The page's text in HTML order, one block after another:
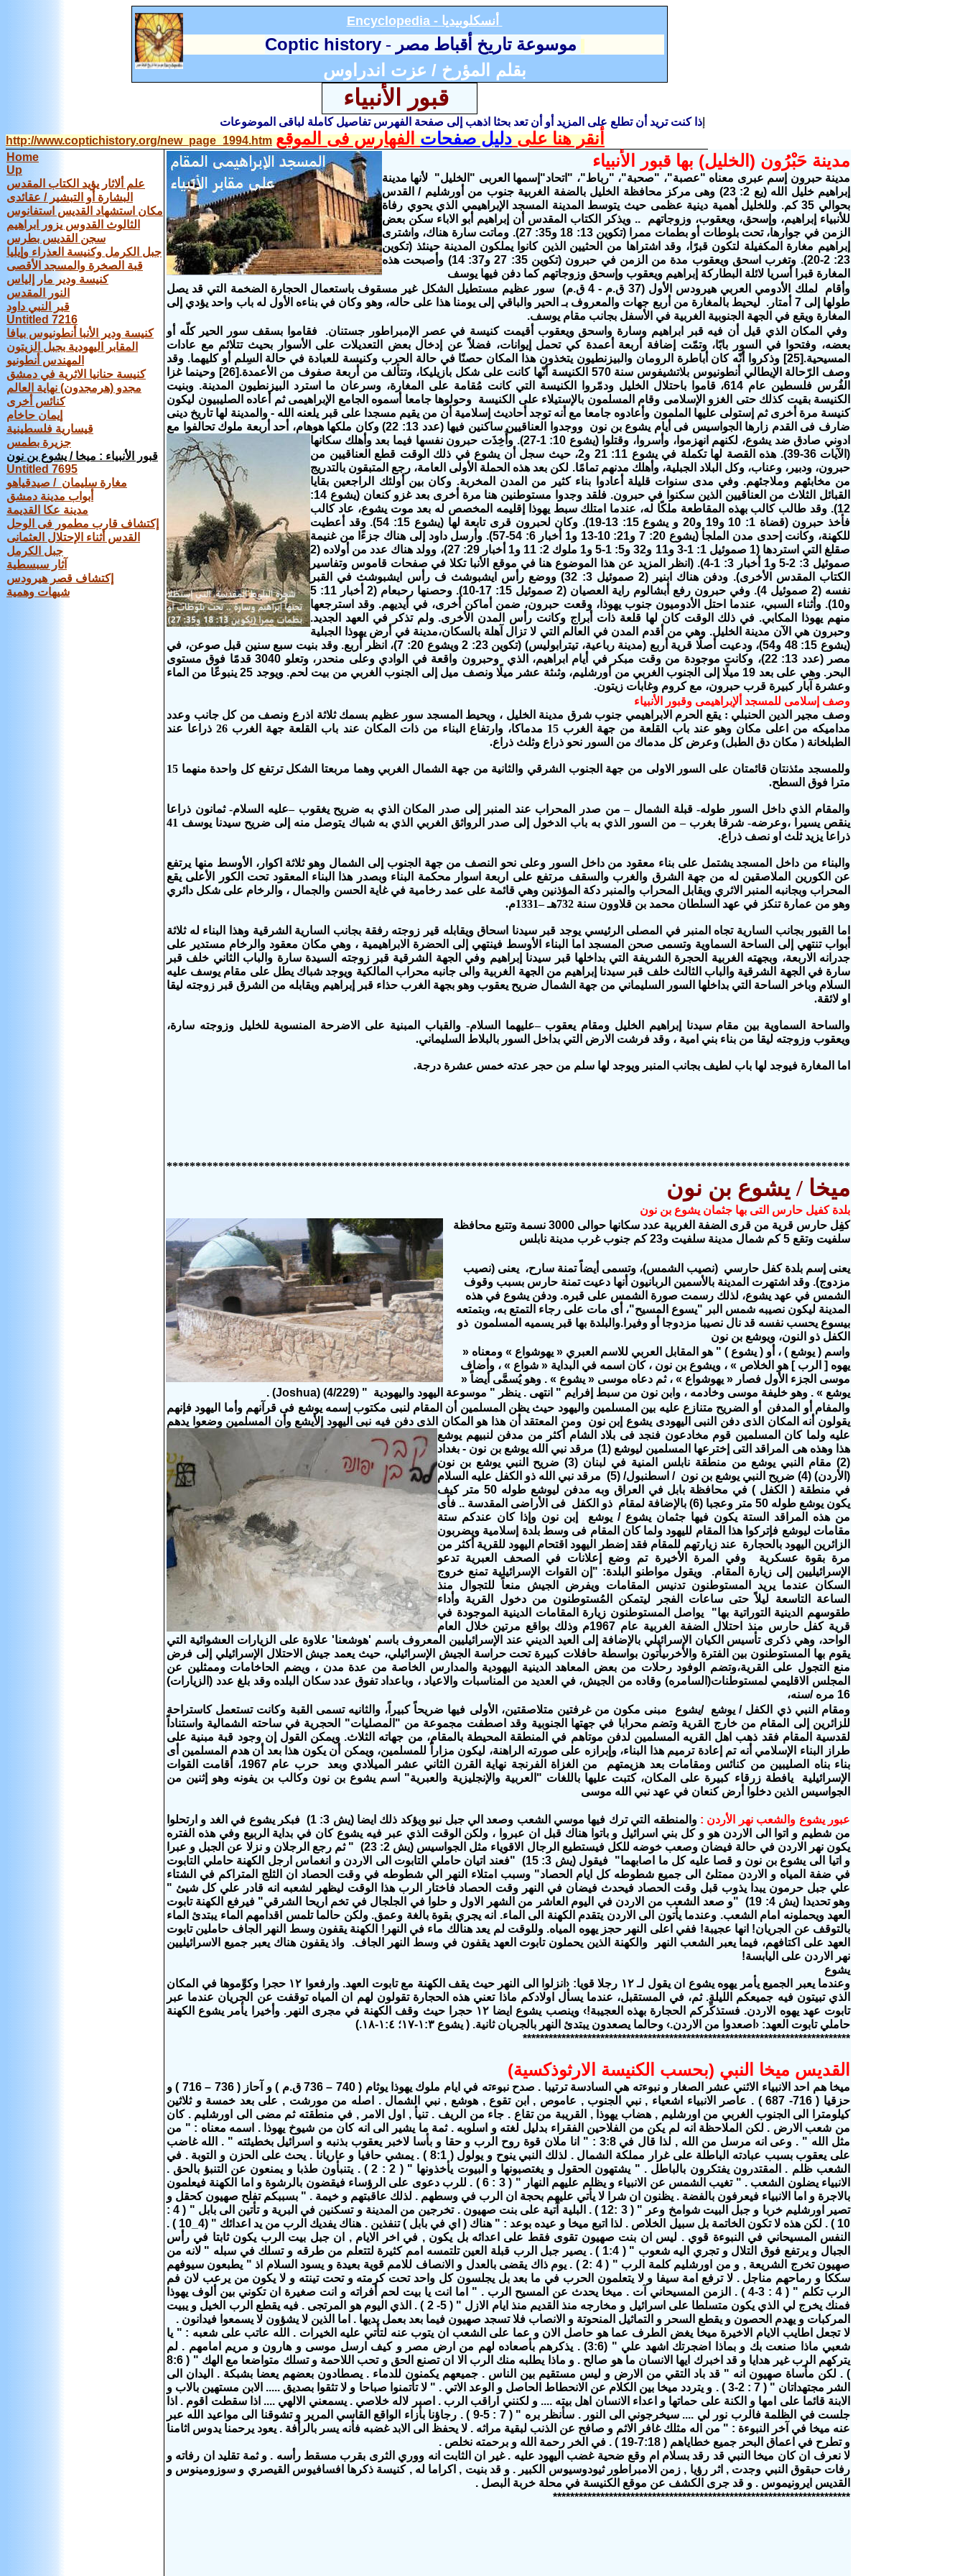
Encyclopedia - أنسكلوبيديا
موسوعة تاريخ أقباط مصر-
Coptic history
بقلم المؤرخ / عزت اندراوس
ذا كنت تريد أن تطلع على المزيد أو أن تعد بحثا اذهب إلى صفحة الفهرس تفاصيل كاملة لباقى الموضوعات
أنقر هنا علىدليل صفحاتالفهارس فى الموقع http://www.coptichistory.org/new_page_1994.htm
Home
Up
علم ألاثار يؤيد الكتاب المقدس
البشارة أو التبشير / عقائدى
مكان استشهاد القديس استفانوس
الثالوث القدوس يزور ابراهيم
سجن القديس بطرس
جبل الكرمل وكنيسة العذراء وإيليا
قبة الصخرة والمسجد الأقصى
كنيسة ودير مار إلياس
النور المقدس
قبر النبي داود
Untitled 7216
كنيسة ودير الأنبا أنطونيوس بيافا
المقابر اليهودية بجبل الزيتون
المهندس أنطونيو
كنيسة حنانيا الاثرية في دمشق
مجدو (هرمجدون) نهاية العالم
كنائس أخرى
إيمان حاخام
قيسارية فلسطينية
جزيرة بطمس
قبور الأنبياء : ميخا / يشوع بن نون
Untitled 7695
مغارة سليمان / صيدقياهو
أبواب مدينة دمشق
مدينة عكا القديمة
إكتشاف قارب مطمور فى الوحل
القدس أثناء الإحتلال العثمانى
جبل الكرمل
آثار سبسطية
إكتشاف قصر هيرودس
شيهات وهمية
مدينة حَبْرُون (الخليل) بها قبور الأنبياء
مدينة حبرون إسم عبرى معناه "عصبة"، "صحبة"، "رباط"، "اتحاد"إسمها العربى "الخليل" لأنها مدينة
إبراهيم خليل الله (يع 2: 23) وهى مركز محافظة الخليل بالضفة الغربية جنوب من أورشليم / القدس
بحوالي 35 كم. وللخليل أهمية دينية عظمى حيث يتوسط المدينة المسجد الإبراهيمي الذي يحوي رفاة
للأنبياء إبراهيم، وإسحق، ويعقوب، وزوجاتهم .. ويذكر الكتاب المقدس أن إبراهيم أبو الاباء سكن بعض
الزمن في جوارها، تحت بلوطات أو بطمات ممرا (تكوين 13: 18 و35: 27). وماتت سارة هناك، واشترى
إبراهيم مغارة المكفيلة لتكون قبرًا، وقد اشتراها من الحثيين الذين كانوا يملكون المدينة حينئذ (تكوين
23: 2-20). وتغرب اسحق ويعقوب مدة من الزمن في حبرون (تكوين 35: 27 و37: 14) وأصبحت هذه
المغارة قبرا أسريا لائلة البطاركة إبراهيم ويعقوب وإسحق وزوجاتهم كما دفن فيها يوسف
وأقام لملك الأدومي العربي هيرودس الأول (37 ق.م - 4 ق.م) سور عظيم مستطيل الشكل غير مسقوف باستعمال الحجارة الضخمة التي قد يصل
طولها إلى 7 أمتار. ليحيط بالمغارة من أربع جهات والمعروف بـ الحير والباقي إلى يومنا هذا على حاله، وهو وكان في بناءه الأول له باب واحد يؤدي إلى
المغارة ويقع في الجهة الجنوبية الغربية في الأسفل بجانب مقام يوسف.
وفي المكان الذي قيل أن فيه قبر ابراهيم وسارة واسحق ويعقوب أقيمت كنيسة في عصر الإمبراطور جستنان. فقاموا بسقف سور الحير كلّه أو
بعضه، وفتحوا في السور بابًا، وتمّت إضافة أربعة أعمدة كي تحمل إيوانات، فضلاً عن إدخال بعض التعديلات على الأسوار بحيث تتلائم مع عادات
المسيحية.[25] وذكروا أنّه كان أباطرة الرومان والبيزنطيون يتخذون هذا المكان حصنًا في حالة الحرب وكنيسة للعبادة في حالة السِلم أو كليهما. وقد
وصف الرّحالة الإيطالي أنطونيوس بلاتشيفوس سنة 570 الكنيسة أنّها كانت على شكل بازيليكا، وتتألف من أربعة صفوف من الأعمدة.[26] وحينما غزا
الفُرس فلسطين عام 614، قاموا باحتلال الخليل ودمّروا الكنيسة التي كانت مُقامة على المغارة، وسرعان ما استرد البيزنطيون المدينة. وبنيت
الكنيسة بقيت كذلك حتى الغزو الإسلامى وقام المسلمون بالإستيلاء على الكنيسة وحولوها جامعا أسموه الجامع الإبراهيمى ثم أعاده الصليبيون ليكون
كنيسة مرة أخرى ثم إستولى عليها الملمون وأعادوه جامعا مع أنه توجد أحاديث إسلامية أن من يقيم مسجدا على قبر يلعنه الله - والمدينة لها تاريخ دينى
ضارف فى القدم زارها الجواسيس فى أيام يشوع بن نون ووجدوا العناقيين ساكنين فيها (عدد 13: 22) وكان ملكها هوهام، أحد أربعة ملوك تحالفوا مع
ادوني صادق ضد يشوع، لكنهم
انهزموا، وأسروا، وقتلوا (يشوع 10: 1-27). وأُخِذَت حبرون نفسها فيما بعد وأهلك سكانها
(الآيات 36-39). هذه القصة لها تكملة في يشوع 11: 21 و2، حيث سجل أن يشوع في ذلك الوقت قطع العناقيين من
حبرون، ودبير، وعناب، وكل البلاد الجبلية، وأهلك مدنهم تمامًا. لكن بعد هذه الحملة الأولى العامة، رجع المتبقون بالتدريج
من مخابئهم وملاجئهم. وفي مدى سنوات قليلة أعادوا بناء كثير من المدن المخربة. وكان بين أولئك الراجعين بقايا
القبائل الثلاث من العناقيين الذين سكنوا في حبرون. فلقد وجدوا مستوطنين هنا مرة أخرى بعد غزو كنعان (يشوع 14:
12). وقد طالب كالب بهذه المقاطعة ملكًا له، عندما امتلك سبط يهوذا إقليمه المخصص له بعد موت يشوع، عاد كالب
فأخذ حبرون (قضاة 1: 10 و19 و20 و يشوع 15: 13-19). وكان لحبرون قرى تابعة لها (يشوع 15: 54). وقد أعطيت
للكهنة، وكانت إحدى مدن الملجأ (يشوع 20: 7 و21: 10-13 و1 أخبار 6: 54-57). وأرسل داود إلى هناك جزءًا من غنيمة
صقلغ التي استردها (1 صموئيل 1: 1-3 و11 و32 و5: 1-5 و1 ملوك 2: 11 و1 أخبار 29: 27)، وولد هناك عدد من أولاده (2
صموئيل 3: 2-5 و1 أخبار 3: 1-4). (انظر المزيد عن هذا الموضوع هنا في موقع الأنبا تكلا في صفحات قاموس وتفاسير
الكتاب المقدس الأخرى). ودفن هناك ابنير (2 صموئيل 3: 32) ووضع رأس ايشبوشث ف رأس ايشبوشث في القبر
نفسه (2 صموئيل 4). وفي حبرون رفع أبشالوم راية العصيان (2 صموئيل 15: 17-10). وحصنها رحبعام (2 أخبار 11: 5
و10). وأثناء السبي، عندما احتل الأدوميون جنوب يهوذا، وقعت حبرون، ضمن أماكن أخرى، في أيديهم. وقد استرجعها
منهم يهوذا المكابي. في ذلك الوقت كان لها قلعة ذات أبراج وكانت رأس المدن الأخرى. ولم تذكر في العهد الجديد.
وحبرون هي الآن مدينة الخليل. وهي من أقدم المدن في العالم التي لا تزال آهلة بالسكان،مدينة في أرض يهوذا الجبلية
(يشوع 15: 48 و54)، ودعيت أصلًا قرية أربع (مدينة رباعية، تيترابوليس) (تكوين 23: 2 ويشوع 20: 7)، انظر أربع. وقد بنيت سبع سنين قبل صوعن، في
مصر (عدد 13: 22)، وكانت موجودة من وقت مبكر في أيام ابراهيم، الذي وحبرون واقعة في الوادي وعلى منحدر، وتعلو 3040 قدمًا فوق مستوى
البحر. وهي على بعد 19 ميلًا إلى الجنوب الغربي من أورشليم، وثىثة عشر ميلًا ونصف ميل إلى الجنوب الغربي من بيت لحم. ويوجد 25 ينبوعًا من الماء
وعشرة آبار كبيرة قرب حبرون، مع كروم وغابات زيتون.
وصف إسلامى للمسجد ألإبراهيمى وقبور الأنبياء
وصف مجير الدين الحنبلي : يقع الحرم الابراهيمي جنوب شرق مدينة الخليل ، ويحيط المسجد سور عظيم بسمك ثلاثة اذرع ونصف من كل جانب وعدد
مداميكه من اعلى مكان وهو عند باب القلعة من جهة الغرب 15 مدماكا، وارتفاع البناء من ذات المكان عند باب القلعة جهة الغرب 26 ذراعا عند
الطبلخانة ( مكان دق الطبل) وعرض كل مدماك من السور نحو ذراع وثلث ذراع.
وللمسجد مئذنتان قائمتان على السور الاولى من جهة الجنوب الشرقي والثانية من جهة الشمال الغربي وهما مربعتا الشكل ترتفع كل واحدة منهما 15
مترا فوق السطح.
والمقام الذي داخل السور طوله- قبلة الشمال – من صدر المحراب عند المنبر إلى صدر المكان الذي به ضريح يغقوب –عليه السلام- ثمانون ذراعا
ينقص يسيرا ،وعرضه- شرقا بغرب – من السور الذي به باب الدخول إلى صدر الرواثق الغربي الذي به شباك يتوصل منه إلى ضريح سيدنا يوسف 41
ذراعا يزيد ثلث او نصف ذراع.
والبناء من داخل المسجد يشتمل على بناء معقود من داخل السور وعلى نحو النصف من جهة الجنوب إلى الشمال وهو ثلاثة اكوار، الأوسط منها يرتفع
عن الكورين الملاصقين له من جهة الشرق والغرب والسقف مرتفع على اربعة اسوار محكمة البناء وبصدر هذا البناء المعقود تحت الكور الأعلى يقع
المحراب وبجانبه المنبر الاثري ويقابل المحراب والمنبر دكة المؤذنين وهي قائمة على عمد رخامية في غاية الحسن والجمال ، والرخام على شكل دائري
وهو من عمارة تنكز في عهد السلطان محمد بن قلاوون سنة 732هـ –1331م.
اما القبور بجانب السارية تجاه المنبر في المصلى الرئيسي يوجد قبر سيدنا اسحاق ويقابله قير زوجته رفقة بجانب السارية الشرقية وهذا البناء له ثلاثة
أبواب تنتهي إلى الساحة السماوية وتسمى صحن المسجد اما البناء الأوسط فينتهي إلى الحضرة الابراهيمية ، وهي مكان معقود والرخام مستدير على
جدرانه الاربعة، وبجهته الغربية الحجرة الشريفة التي بداخلها قبر سيدنا إبراهيم وفي الجهة الشرقية قبر زوجته السيدة سارة والباب الثاني خلف قبر
سارة في الجهة الشرقية والباب الثالث خلف قبر سيدنا إبراهيم من الجهة الغربية والى جانبه محراب المالكية ويوجد شباك يطل على مقام يوسف عليه
السلام وباخر الساحة التي بداخلها السور السليماني من جهة الشمال ضريح يعقوب وهو بجهة الغرب حذاء قبر إبراهيم ويقابله من الشرق قبر زوجته ليقا
او لائقة.
والساحة السماوية بين مقام سيدنا إبراهيم الخليل ومقام يعقوب –عليهما السلام- والقباب المبنية على الاضرحة المنسوبة للخليل وزوجته سارة،
ويعقوب وزوجته ليقا من بناء بني امية ، وقد فرشت الارض التي بداخل السور بالبلاط السليماني.
اما المغارة فيوجد لها باب لطيف بجانب المنبر ويوجد لها سلم من حجر عدته خمس عشرة درجة.
***********************************************************************************************************************
ميخا / يشوع بن نون
بلدة كفيل حارس التى بها جثمان يشوع بن نون
كفِل حارس قرية من قرى الضفة الغربية عدد سكانها حوالى 3000 نسمة وتتبع محافظة
سلفيت وتقع 5 كم شمال مدينة سلفيت و23 كم جنوب غرب مدينة نابلس
يعنى إسم بلدة كفل حارسي (نصيب الشمس)، وتسمى أيضاً تمنة سارح، يعنى (نصيب
مزدوج). وقد اشتهرت المدينة بالأسمين الربانيون أنها دعيت تمنة حارس بسبب وقوف
الشمس في عهد يشوع، لذلك رسمت صورة الشمس على قبره. ودفن يشوع في هذه
المدينة ليكون نصيبه شمس البر "يسوع المسيح"، أى مات على رجاء التمتع به، وبتمتعه
بيسوع يحسب نفسه قد نال نصيبا مزدوجا أو وفيرا.والبلدة بها قبر يسميه المسلمون ذو
الكفل ذو النون، ويوشع بن نون
واسم ( يوشع ) ، أو ( يشوع ) " هو المقابل العربي للاسم العبري « يهوشواع » ومعناه «
يهوه [ الرب ] هو الخلاص » ، ويشوع بن نون ، كان اسمه في البداية « شواع » ، وأضاف
موسى الجزء الأول فصار « يهوشواع » ، ثم دعاه موسى « يشوع » . وهو يُسمَّى أيضاً «
يوشع » . وهو خليفة موسى وخادمه ، وابن نون من سبط إفرايم " انتهى . ينظر " موسوعة اليهود واليهودية " (4/229) (Joshua) .
والمفام أو المدفن أو الضريح متنازع عليه بين المسلمين واليهود حيث يظن المسلمين أن المقام لنبى مكتوب إسمه يوشع فى قرآنهم وأما اليهود فإنهم
يقولون أنه المكان الذى دفن النبى اليهودى يشوع إبن نون ومن المعتقد أن هذا هو المكان الذى دفن فيه نبى اليهود إلأيشع وأن المسلمين وضعوا يدهم
عليه ولما كان المسلمين قوم مخادعون فنجد فى بلاد الشام أكثر من مدفن لنبيهم يوشع
هذا وهذه هى المراقد التى إخترعها المسلمين ليوشع (1) مرقد نبي الله يوشع بن نون - بغداد
(2) مقام النبي يوشع من منطقة نابلس المنية في لبنان (3) ضريح النبي يوشع بن نون
(الأردن) (4) ضريح النبي يوشع بن نون / اسطنبول/ (5) مرقد نبي الله ذو الكفل عليه السلام
في منطقة ( الكفل ) في محافظة بابل في العراق وبه مدفن ليوشع طوله 50 متر كيف
يكون يوشع طوله 50 متر وعجبا (6) بالإضافة لمقام ذو الكفل فى الأراضى المقدسة .. فأى
من هذه المراقد الستة يكون فيها جثمان يشوع / يوشع إبن نون وإذا كان عندكم ستة
مقامات ليوشع فإتركوا هذا المقام لليهود ولما كان المقام فى وسط بلدة إسلامية ويضربون
الزائرين اليهود بالحجارة عند زيارتهم للمقام فقد إضطر اليهود اقتحام اليهود للقرية أكثر من
مرة بقوة عسكرية وفي المرة الأخيرة تم وضع إعلانات في الصحف العبرية تدعو
الإسرائيليين إلى زيارة المقام. ويقول مواطنو البلدة: "إن القوات الإسرائيلية تمنع خروج
السكان عندما يريد المستوطنون تدنيس المقامات ويفرض الجيش منعاً للتجوال منذ
الساعة التاسعة ليلاً حتى ساعات الفجر ليتمكن المُستوطنون من دخول القرية وأداء
طقوسهم الدينية التوراتية بها" يواصل المستوطنون زيارة المقامات الدينية الموجودة في
قرية كفل حارس منذ احتلال الضفة الغربية عام 1967م وذلك بواقع مرتين خلال العام
الواحد، وهي ذكرى تأسيس الكيان الإسرائيلي بالإضافة إلى العيد الديني عند الإسرائيليين المعروف باسم 'هوشعنا' علاوة على الزيارات العشوائية التي
يقوم بها المستوطنون بين الفترة والأخرىيأتون بواسطة حافلات كبيرة تحت حراسة الجيش الإسرائيلي، حيث يعمد جيش الاحتلال الإسرائيلي إلى فرض
منع التجول على القرية،وتضم الوفود رحلات من بعض المعاهد الدينية اليهودية والمدارس الخاصة من عدة مدن ، ويضم الحاخامات وممثلين عن
المجلس الاقليمي لمستوطنات(السامره) وقاده من الجيش، في العديد من المناسبات والاعياد ، وباعداد تفوق عدد سكان البلده وقد بلغ عدد (الزيارات)
16 مره /سنه،
ومقام النبي ذي الكفل / يوشع /يشوع مبنى مكون من غرفتين متلاصقتين، الأولى فيها ضريحاً كبيراً، والثانيه تسمى القبة وكانت تستعمل كاستراحة
للزائرين إلى المقام من خارج القرية وتضم محرابا في جهتها الجنوبية وقد اصطفت مجموعة من "المصليات" الحجرية في ساحته الشمالية واستناداً
لقدسية المقام فقد ذهب اهل القريه المسلمين لدفن موتاهم في المنطقة المحيطة بالمقام، من جهاته الثلاث. ويمكن القول إن وجود قبة مبنية على
طراز البناء الإسلامي أنه تم إعادة ترميم هذا البناء، وإبرازه على صورته الراهنة، ليكون مزاراً للمسلمين، ويمكن أن يكون هذا بعد أن هدم المسلمين أى
بناء بناه الصليبين من كنائس ومقامات بعد هزيمتهم من الغزاة الفرنجة نهاية القرن الثاني عشر الميلادي وبعد حرب عام 1967، أقامت القوات
الإسرائيلية يافطة زرقاء كبيرة على المكان، كتبت عليها باللغات "العربية والإنجليزية والعبرية" اسم يشوع بن نون وكالب بن يفونه وهو إثنين من
الجواسيس الذين دخلوا أرض كنعان في عهد نبي الله موسى
عبور يشوع والشعب نهر الأردن :
والمنطقه التي ترك فيها موسي الشعب وصعد الي جبل نبو ويؤكد ذلك ايضا (يش 3: 1) فبكر يشوع في الغد و ارتحلوا
من شطيم و اتوا الى الاردن هو و كل بني اسرائيل و باتوا هناك قبل ان عبروا ، ولكن الوقت الذي عبر فيه يشوع كان في بداية الربيع وفي هذه الفتره
يكون نهر الاردن في حالة فيضان وصعب خوضه للكل فيستطيع الرجال الاقوياء مثل الجواسيس (يش 2: 23) " ثم رجع الرجلان و نزلا عن الجبل و عبرا
و اتيا الى يشوع بن نون و قصا عليه كل ما اصابهما" فيقول (يش 3: 15) "فعند اتيان حاملي التابوت الى الاردن و انغماس ارجل الكهنة حاملي التابوت
في ضفة المياه و الاردن ممتلئ الى جميع شطوطه كل ايام الحصاد" وسبب امتلاء النهر الي شطوطه في وقت الحصاد ان الثلج المتراكم في الشتاء
علي جبل حرمون يبدا يذوب قبل وقت الحصاد فيحدث فيضان في النهر وقت الحصاد فاختار الرب هذا الوقت ليظهر لشعبه انه قادر علي كل شيئ "
وهو تحديدا (يش 4: 19) "و صعد الشعب من الاردن في اليوم العاشر من الشهر الاول و حلوا في الجلجال في تخم اريحا الشرقي" فيرفع الكهنة تابوت
العهد ويحملونه امام الشعب.‏ وعندما يأتون الى الاردن يتقدم الكهنة الى الماء.‏ انه يجري بقوة بالغة وعمق.‏ ولكن حالما تلمس اقدامهم الماء يبتدئ الماء
بالتوقف عن الجريان!‏ انها عجيبة!‏ ففي اعلى النهر حجز يهوه المياه.‏ وللوقت لم يعد هنالك ماء في النهر!‏ الكهنة يقفون وسط النهر الجاف حاملين تابوت
العهد على اكتافهم،‏ فيما يعبر الشعب النهر والكهنة الذين يحملون تابوت العهد يقفون في وسط النهر الجاف.‏ واذ يقفون هناك يعبر جميع الاسرائيليين
نهر الاردن على اليابسة!‏
يشوع
وعندما يعبر الجميع يأمر يهوه يشوع ان يقول لـ‍ ١٢ رجلا قويا:‏ ‹انزلوا الى النهر حيث يقف الكهنة مع تابوت العهد.‏ وارفعوا ١٢ حجرا وكوِّموها في المكان
الذي تبيتون فيه جميعكم الليلة.‏ ثم،‏ في المستقبل،‏ عندما يسأل اولادكم ماذا تعني هذه الحجارة تقولون لهم ان المياه توقفت عن الجريان عندما عبر
تابوت عهد يهوه الاردن.‏ فستذكِّركم الحجارة بهذه العجيبة!‏› وينصب يشوع ايضا ١٢ حجرا حيث وقف الكهنة في مجرى النهر.‏ وأخيرا يأمر يشوع الكهنة
حاملي تابوت العهد:‏ ‹اصعدوا من الاردن.‏› وحالما يصعدون يبتدئ النهر بالجريان ثانية.‏ ( يشوع ٣:‏١-‏١٧؛‏ ٤:‏١-‏١٨‏.‏)
****************************************************************************
القديس ميخا النبي (بحسب الكنيسة الارثوذكسية)
ميخا هم احد الانبياء الاثني عشر الصغار و نبوءته هي السادسة ترتيبا . صدح نبوءته في ايام ملوك يهوذا يوثام ( 740 – 736 ق.م ) و آحاز ( 736 – 716 ) و
حزقيا ( 716- 687 ) . عاصر الانبياء اشعياء , نبي الجنوب , عاموص , ابن تقوع , هوشع , نبي الشمال . اصله من مورشت , على بعد خمسة و ثلاثين
كيلومترا الى الجنوب الغربي من اورشليم , هضاب يهوذا , القريبة من تقاع . جاء من الريف . تنيأ , اول الامر , في منطقته ثم مضى الى اورشليم . كان
من شعب الارض . لكن الملاحظة انه لم يكن من الفلاحين الفقراء بدليل لغته و اسلوبه . ثمة ما يشير الى انه كان من شيوخ يهوذا . اسمه معناه : " من
مثل الله " . وعى انه مرسل من الله , لذا قال في 3:8 : " انا ملان قوة روح الرب و حقا و بأسا لاخبر يعقوب بذنبه و اسرائيل بخطيئته " . الله غاضب
على يعقوب بسبب عبادته الباطلة على غرار مملكة الشمال . لذلك النبي ينوح و يولول ( 8:1 ) . يمشي حافيا و عاريانا . يحث على الحزن و التوبة . في
الشعب ظلم . المقتدرون يفتكرون بالباطل . " يشتهون الحقول و يغتصبونها و البيوت يأخذونها " ( 2 : 2 ) . يتنبأون طذبا و يمنعون عن التنبؤ بالحق .
الانبياء يضلون الشعب . " تغيب الشمس عن الانبياء و يظلم عليهم النهار " ( 3 : 6 ) . للرب دعوى على الرؤساء فيقضون بالرشوة و اما الكهنة فيعلمون
بالاجرة و اما الانبياء فيعرفون بالفضة . يظنون ان شرا لا يأتي عليهم بحجة ان الرب في وسطهم . لذلك عاقبتهم و خيمة . " بسببكم تفلح صهيون كحقل و
تصير اورشليم خربا و جبل البيت شوامخ وعر " ( 3 :12 ) . البلية آتية على بنت صهيون . تخرجين من المدينة و تسكنين في البرية و تأتين الى بابل " ( 4 :
10 ) . لكن هذه لا تكون الخاتمة بل سبيل الخلاص . لذا اتبع ميخا و عيده بوعد : " هناك ( اي في بابل ) تنفذين . هناك يفديك الرب من يد اعدائك " (4_10 ) .
النفس المسيحاني في النبوءة قوي . ليس ان بنت صهيون تقوى فقط على اعدائه بل يكون , في اخر الايام , ان جبل بيت الرب يكون ثابتا في رأس
الجبال و يرتفع فوق التلال و تجري اليه شعوب " ( 1:4 ) . يصير جبل الرب قبلة العين تلتمسه امم كثيرة لتتعلم من طرقه و تسلك في سبله " لانه من
صهيون تخرج الشريعة , و من اورشليم كلمة الرب " ( 4 :2 ) . يوم ذاك يقضى بالعدل و الانصاف للامم قوية بعيدة و يسود السلام اذ " يطبعون سيوفهم
سككا و رماحهم مناجل . لا ترفع امة سيفا و لا يتعلمون الحرب في ما بعد بل يجلسون كل واحد تحت كرمته و تحت تينته و لا يكون من يرعب لان فم
الرب تكلم " ( 4 : 3-4 ) . الزمن المسيحاني آت . ميخا يحدث عن المسيح الرب . " اما انت يا بيت لحم أفراته و انت صغيرة ان تكوني بين ألوف يهوذا
فمنك يخرج لي الذي يكون متسلطا على اسرائيل و مخارجه منذ القديم منذ ايام الازل " ( 5- 2 ) . الذي اليوم هو المرتجى . فيه يقطع الرب الخيل و يبيت
المركبات و يهدم الحصون و يقطع السحر و التماثيل المنحوتة و الانصاب فلا تسجد صهيون فيما بعد بعمل يديها . اما الذين لا يشؤون لا يسمعوا فيدانون .
لا تجعل اطايب الايام الاخيرة ميخا يغض الطرف عما هو حاصل الان و عما على الشعب ان يتوب عنه لتأتي عليه الخيرات . الله عاتب على شعبه : " يا
شعبي ماذا صنعت بك و بماذا اضجرتك اشهد علي " (3:6) . يذكرهم بأصعاده لهم من ارض مصر و كيف ارسل موسى و هارون و مريم امامهم . لم
يتركهم الرب غير هدايا و قد اخبرك ايها الانسان ما هو صالح . و ماذا يطلبه منك الرب الا ان تصنع الحق و تحب اللاحمة و تسلك متواضعا مع الهك " ( 8:6
) . لكن مأساة صهيون انه " قد باد التقي من الارض و ليس مستقيم بين الناس . جميعهم يكمنون للدماء . يصطادون بعضهم يعضا بشبكة . اليدان الى
الشر مجتهداتان " ( 7 : 2-3 ) . و يتردد ميخا بين الكلام عن الانحطاط الحاصل و الوعد الاتي . " لا تأتمنوا صباحا و لا تثقوا بصديق ..... الابن مستهين بالاب و
الابنة قائما على امها و الكنة على حماتها و اعداء الانسان اهل بيته .... و لكنني اراقب الرب . اصبر لاله خلاصي . يسمعني الالهي .... اذا سقطت اقوم . اذا
جلست في الظلمة فالرب نور لي .... سيخرجوني الى النور . سأنظر بره " ( 7 : 5-9 ) . رجاؤنا بأزاء الواقع القاسي المرير و تشوقنا الى مواعيد الله عبر
عنه ميخا في آخر النبوءة : " من اله مثلك غافر الاثم و صافح عن الذنب لبقية مراثه . لا يحفظ الى الابد غضبه فأنه يسر بالرأفة . يعود يرحمنا يدوس اثامنا
و تطرح في اعماق البحر جميع خطاياهم ( 7:18-19 ) . في الخر رحمة الله و برحمته نخلص .
لا نعرف ان كان ميخا النبي قد رقد بسلام ام وقع ضحية غضب اليهود عليه . غير ان الثابت انه ووري الثرى بقرب مسقط رأسه . و ثمة تقليد ان رفاته و
رفات حبقوق النبي وجدت , اثر رؤيا , زمن الامبراطور ثيودوسيوس الكبير . و قد بنيت , اكراما له , كنيسة ذكرها افسافيوس القيصري و سوزومينوس و
القديس ايرونيموس . و قد جرى الكشف عن موقع الكنيسة في محلة خربة البصل .
*********************************************************************